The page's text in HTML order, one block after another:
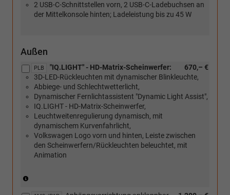
2 USB-C-Schnittstellen vorn, 2 USB-C-Ladebuchsen an
der Mittelkonsole hinten; Ladeleistung bis zu 45 W
Außen
PLB 670,– €
"IQ.LIGHT" - HD-Matrix-Scheinwerfer:
3D-LED-Rückleuchten mit dynamischer Blinkleuchte,
Abbiege- und Schlechtwetterlicht,
Dynamischer Fernlichtassistent "Dynamic Light Assist",
IQ.LIGHT - HD-Matrix-Scheinwerfer,
Leuchtweitenregulierung dynamisch, mit
dynamischem Kurvenfahrlicht,
Volkswagen Logo vorn und hinten, Leiste zwischen
den Scheinwerfern/Rückleuchten beleuchtet, mit
Animation